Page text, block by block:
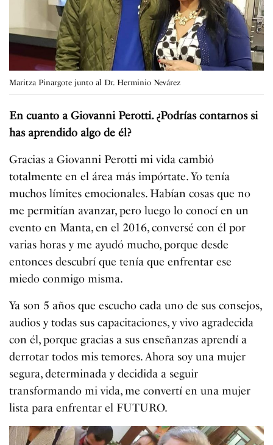
Maritza Pinargote junto al Dr. Herminio Nevárez
En cuanto a Giovanni Perotti. ¿Podrías contarnos si
has aprendido algo de él?
Gracias a Giovanni Perotti mi vida cambió
totalmente en el área más impórtate. Yo tenía
muchos límites emocionales. Habían cosas que no
me permitían avanzar, pero luego lo conocí en un
evento en Manta, en el 2016, conversé con él por
varias horas y me ayudó mucho, porque desde
entonces descubrí que tenía que enfrentar ese
miedo conmigo misma.
Ya son 5 años que escucho cada uno de sus consejos,
audios y todas sus capacitaciones, y vivo agradecida
con él, porque gracias a sus enseñanzas aprendí a
derrotar todos mis temores. Ahora soy una mujer
segura, determinada y decidida a seguir
transformando mi vida, me convertí en una mujer
lista para enfrentar el FUTURO.